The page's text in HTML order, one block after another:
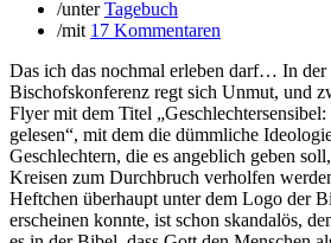
/unterTagebuch
/mit 17 Kommentaren
Das ich das nochmal erleben darf… In der
Bischofskonferenz regt sich Unmut, und
Flyer mit dem Titel
gelesen“, mit dem die dümmliche
Geschlechtern, die es angeblich geben
Kreisen zum Durchbruch verholfen
Heftchen überhaupt unter dem Logo der
erscheinen konnte, ist schon skandalös,